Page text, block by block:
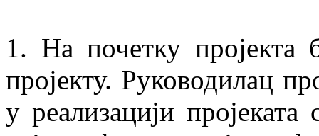
1. На почетку
пројекту. Руководилац
у реализацији